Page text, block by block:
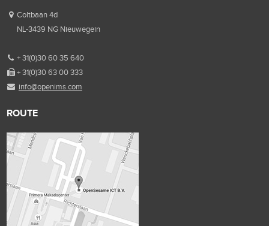
Coltbaan 4d
NL-3439 NG Nieuwegein
+ 31(0)30 60 35 640
+ 31(0)30 63 00 333
info@openims.com
ROUTE